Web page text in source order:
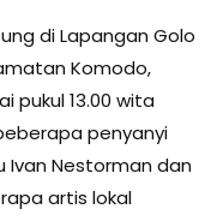
di Lapangan Golo
Komodo,
pukul 13.00 wita
penyanyi
Nestorman dan
artis lokal